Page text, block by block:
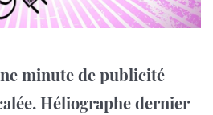
minute de publicité
Héliographe dernier